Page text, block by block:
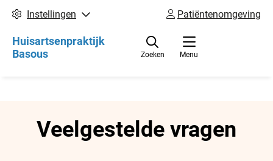
Instellingen Patiëntenomgeving
Huisartsenpraktijk
Basous
Menu
Zoeken
Veelgestelde vragen